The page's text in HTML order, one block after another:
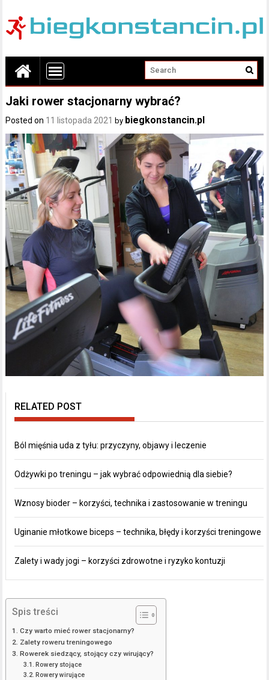
Jaki rower stacjonarny wybrać?
Posted on 11 listopada 2021 by biegkonstancin.pl
RELATED POST
Ból mięśnia uda z tyłu: przyczyny, objawy i leczenie
Odżywki po treningu – jak wybrać odpowiednią dla siebie?
Wznosy bioder – korzyści, technika i zastosowanie w treningu
Uginanie młotkowe biceps – technika, błędy i korzyści treningowe
Zalety i wady jogi – korzyści zdrowotne i ryzyko kontuzji
Spis treści
Czy warto mieć rower stacjonarny?
Zalety roweru treningowego
Rowerek siedzący, stojący czy wirujący?
Rowery stojące
Rowery wirujące